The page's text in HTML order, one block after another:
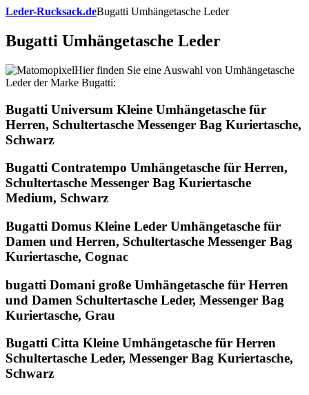
Leder-Rucksack.deBugatti Umhängetasche Leder
Bugatti Umhängetasche Leder
Hier finden Sie eine Auswahl von Umhängetasche
Leder der Marke Bugatti:
Bugatti Universum Kleine Umhängetasche für
Herren, Schultertasche Messenger Bag Kuriertasche,
Schwarz
Bugatti Contratempo Umhängetasche für Herren,
Schultertasche Messenger Bag Kuriertasche
Medium, Schwarz
Bugatti Domus Kleine Leder Umhängetasche für
Damen und Herren, Schultertasche Messenger Bag
Kuriertasche, Cognac
bugatti Domani große Umhängetasche für Herren
und Damen Schultertasche Leder, Messenger Bag
Kuriertasche, Grau
Bugatti Citta Kleine Umhängetasche für Herren
Schultertasche Leder, Messenger Bag Kuriertasche,
Schwarz